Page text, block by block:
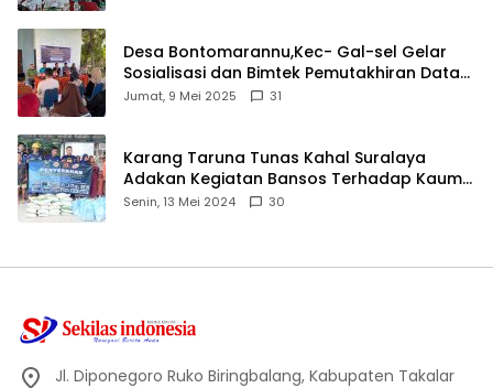
Desa Bontomarannu,Kec- Gal-sel Gelar
Sosialisasi dan Bimtek Pemutakhiran Data
ID
Jumat, 9 Mei 2025 31
Karang Taruna Tunas Kahal Suralaya
Adakan Kegiatan Bansos Terhadap Kaum
Dhuafa dan Anak Yatim-Piatu
Senin, 13 Mei 2024 30
Jl. Diponegoro Ruko Biringbalang, Kabupaten Takalar